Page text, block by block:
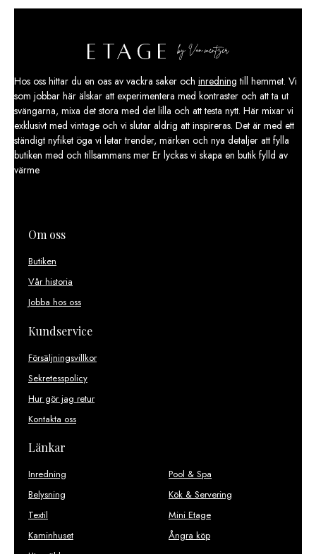
Hos oss hittar du en oas av vackra saker och inredning till hemmet. Vi
som jobbar här älskar att experimentera med kontraster och att ta ut
svängarna, mixa det stora med det lilla och att testa nytt. Här mixar vi
exklusivt med vintage och vi slutar aldrig att inspireras. Det är med ett
ständigt nyfiket öga vi letar trender, märken och nya detaljer att fylla
butiken med och tillsammans mer Er lyckas vi skapa en butik fylld av
värme
Om oss
Butiken
Vår historia
Jobba hos oss
Kundservice
Försäljningsvillkor
Sekretesspolicy
Hur gör jag retur
Kontakta oss
Länkar
Inredning
Belysning
Textil
Kaminhuset
Pool & Spa
Kök & Servering
Mini Etage
Ångra köp